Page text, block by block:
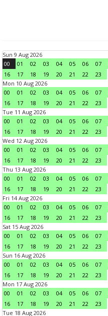
Sun 9 Aug 2026
00
01 02 03 04 05 06 07
16
17 18 19 20 21 22
23
Mon 10 Aug 2026
00
01 02 03 04 05 06 07
16
17 18 19 20 21 22
23
Tue 11 Aug 2026
00
01 02 03 04 05 06 07
16
17 18 19 20 21 22
23
Wed 12 Aug 2026
00
01 02 03 04 05 06 07
16
17 18 19 20 21 22
23
Thu 13 Aug 2026
00
01 02 03 04 05 06 07
16
17 18 19 20 21 22
23
Fri 14 Aug 2026
00
01 02 03 04 05 06 07
16
17 18 19 20 21 22
23
Sat 15 Aug 2026
00
01 02 03 04 05 06 07
16
17 18 19 20 21 22
23
Sun 16 Aug 2026
00
01 02 03 04 05 06 07
16
17 18 19 20 21 22
23
Mon 17 Aug 2026
00
01 02 03 04 05 06 07
16
17 18 19 20 21 22
23
Tue 18 Aug 2026